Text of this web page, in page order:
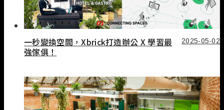
一秒變換空間，Xbrick打造辦公 X 學習最
強傢俱！
2025-05-02